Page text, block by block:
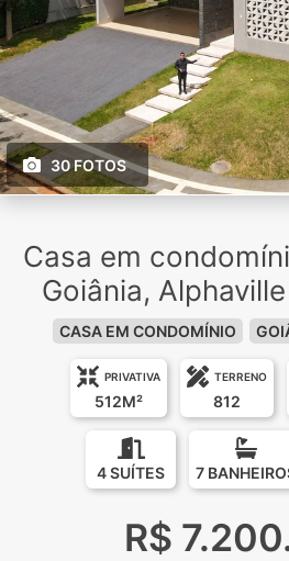
30 FOTOS
Casa em
Goiânia,
CASA EM CONDOMÍNIO
PRIVATIVA
512M²
TERRENO
812
4 SUÍTES 7
R$